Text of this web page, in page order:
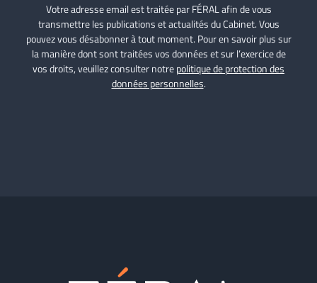
Votre adresse email est traitée par FÉRAL afin de vous
transmettre les publications et actualités du Cabinet. Vous
pouvez vous désabonner à tout moment. Pour en savoir plus sur
la manière dont sont traitées vos données et sur l’exercice de
vos droits, veuillez consulter notrepolitique de protection des
données personnelles.